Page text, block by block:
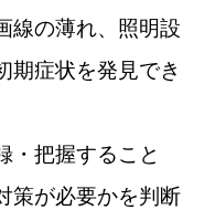
線の薄れ、照明設
期症状を発見でき
・把握すること
策が必要かを判断